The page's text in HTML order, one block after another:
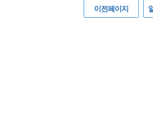
이전페이지